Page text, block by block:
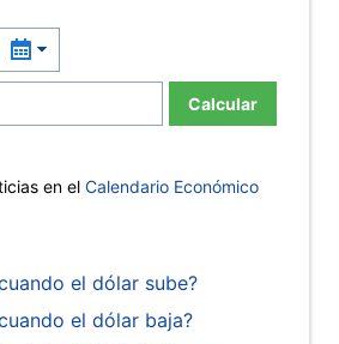
Calcular
en el Calendario Económico
el dólar sube?
el dólar baja?